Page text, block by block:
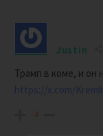
Justin
Трамп в коме, и он
https://x.com/
-4